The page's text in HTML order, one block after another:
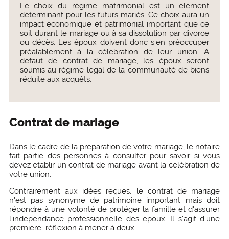
Le choix du régime matrimonial est un élément
déterminant pour les futurs mariés. Ce choix aura un
impact économique et patrimonial important que ce
soit durant le mariage ou à sa dissolution par divorce
ou décès. Les époux doivent donc s'en préoccuper
préalablement à la célébration de leur union. A
défaut de contrat de mariage, les époux seront
soumis au régime légal de la communauté de biens
réduite aux acquêts.
Contrat de mariage
Dans le cadre de la préparation de votre mariage, le notaire
fait partie des personnes à consulter pour savoir si vous
devez établir un contrat de mariage avant la célébration de
votre union.
Contrairement aux idées reçues, le contrat de mariage
n'est pas synonyme de patrimoine important mais doit
répondre à une volonté de protéger la famille et d'assurer
l'indépendance professionnelle des époux. Il s'agit d'une
première réflexion à mener à deux.